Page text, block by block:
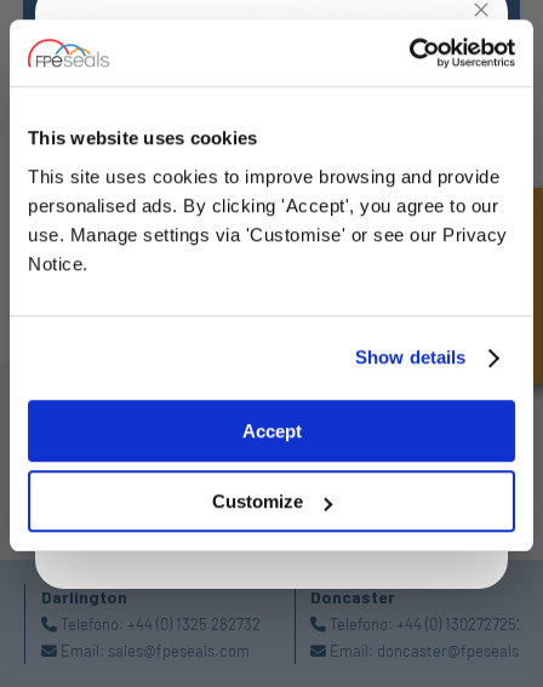
This website uses cookies
This site uses cookies to improve browsing and provide
personalised ads. By clicking 'Accept', you agree to our
use. Manage settings via 'Customise' or see our Privacy
Notice.
Show details
Accept
Customize
Tester di Materiali per O-
ISCRIVITI ALLA NOSTRA NEWSLETTER
Non dimenticare di iscriverti alla nostra newsletter per ricevere dettagli
sulle ultime offerte speciali e nuovi prodotti.
Darlington
Telefono: +44 (0) 1325 282732
Email: sales@fpeseals.com
Doncaster
Telefono: +44 (0) 1302727252
Email:
Richiesta Veloce
UNLOCK10% OFF
YOURFIRST ORDER
Sign up for special offers and exclusive
deals
By entering your email address you are agreeing to our
privacy policy.